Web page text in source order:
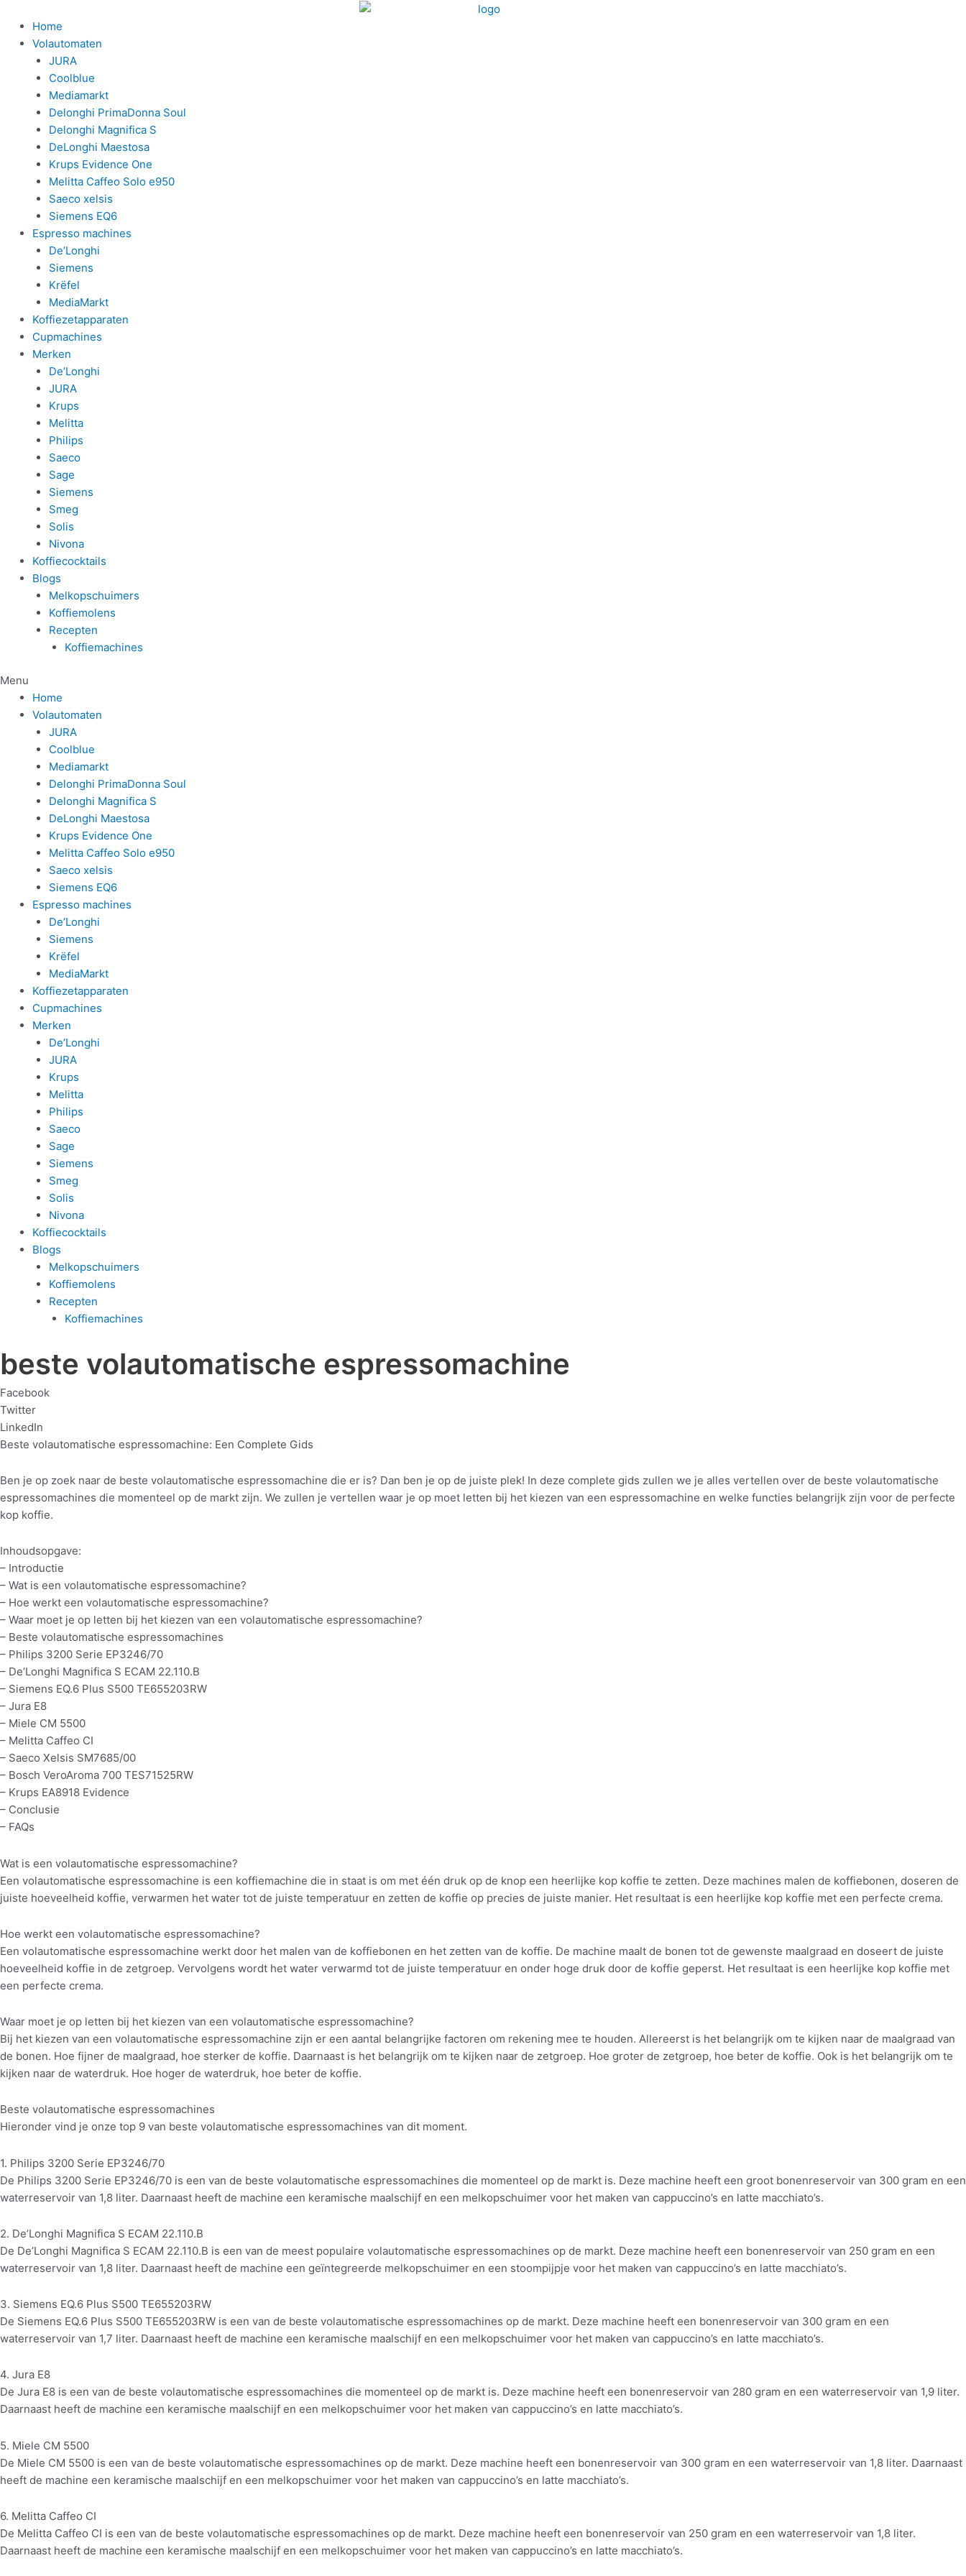
naar
Home
Volautomaten
JURA
Coolblue
Mediamarkt
Delonghi PrimaDonna Soul
Delonghi Magnifica S
DeLonghi Maestosa
Krups Evidence One
Melitta Caffeo Solo e950
Saeco xelsis
Siemens EQ6
Espresso machines
De’Longhi
Siemens
Krëfel
MediaMarkt
Koffiezetapparaten
Cupmachines
Merken
De’Longhi
JURA
Krups
Melitta
Philips
Saeco
Sage
Siemens
Smeg
Solis
Nivona
Koffiecocktails
Blogs
Melkopschuimers
Koffiemolens
Recepten
Koffiemachines
Menu
Home
Volautomaten
JURA
Coolblue
Mediamarkt
Delonghi PrimaDonna Soul
Delonghi Magnifica S
DeLonghi Maestosa
Krups Evidence One
Melitta Caffeo Solo e950
Saeco xelsis
Siemens EQ6
Espresso machines
De’Longhi
Siemens
Krëfel
MediaMarkt
Koffiezetapparaten
Cupmachines
Merken
De’Longhi
JURA
Krups
Melitta
Philips
Saeco
Sage
Siemens
Smeg
Solis
Nivona
Koffiecocktails
Blogs
Melkopschuimers
Koffiemolens
Recepten
Koffiemachines
beste volautomatische espressomachine
Facebook
Twitter
LinkedIn
Beste volautomatische espressomachine: Een Complete Gids
Ben je op zoek naar de beste volautomatische espressomachine die er is? Dan ben je op de juiste plek! In deze complete gids zullen we je alles vertellen over de beste volautomatische
espressomachines die momenteel op de markt zijn. We zullen je vertellen waar je op moet letten bij het kiezen van een espressomachine en welke functies belangrijk zijn voor de perfecte
kop koffie.
Inhoudsopgave:
– Introductie
– Wat is een volautomatische espressomachine?
– Hoe werkt een volautomatische espressomachine?
– Waar moet je op letten bij het kiezen van een volautomatische espressomachine?
– Beste volautomatische espressomachines
– Philips 3200 Serie EP3246/70
– De’Longhi Magnifica S ECAM 22.110.B
– Siemens EQ.6 Plus S500 TE655203RW
– Jura E8
– Miele CM 5500
– Melitta Caffeo CI
– Saeco Xelsis SM7685/00
– Bosch VeroAroma 700 TES71525RW
– Krups EA8918 Evidence
– Conclusie
– FAQs
Wat is een volautomatische espressomachine?
Een volautomatische espressomachine is een koffiemachine die in staat is om met één druk op de knop een heerlijke kop koffie te zetten. Deze machines malen de koffiebonen, doseren de
juiste hoeveelheid koffie, verwarmen het water tot de juiste temperatuur en zetten de koffie op precies de juiste manier. Het resultaat is een heerlijke kop koffie met een perfecte crema.
Hoe werkt een volautomatische espressomachine?
Een volautomatische espressomachine werkt door het malen van de koffiebonen en het zetten van de koffie. De machine maalt de bonen tot de gewenste maalgraad en doseert de juiste
hoeveelheid koffie in de zetgroep. Vervolgens wordt het water verwarmd tot de juiste temperatuur en onder hoge druk door de koffie geperst. Het resultaat is een heerlijke kop koffie met
een perfecte crema.
Waar moet je op letten bij het kiezen van een volautomatische espressomachine?
Bij het kiezen van een volautomatische espressomachine zijn er een aantal belangrijke factoren om rekening mee te houden. Allereerst is het belangrijk om te kijken naar de maalgraad van
de bonen. Hoe fijner de maalgraad, hoe sterker de koffie. Daarnaast is het belangrijk om te kijken naar de zetgroep. Hoe groter de zetgroep, hoe beter de koffie. Ook is het belangrijk om te
kijken naar de waterdruk. Hoe hoger de waterdruk, hoe beter de koffie.
Beste volautomatische espressomachines
Hieronder vind je onze top 9 van beste volautomatische espressomachines van dit moment.
1. Philips 3200 Serie EP3246/70
De Philips 3200 Serie EP3246/70 is een van de beste volautomatische espressomachines die momenteel op de markt is. Deze machine heeft een groot bonenreservoir van 300 gram en een
waterreservoir van 1,8 liter. Daarnaast heeft de machine een keramische maalschijf en een melkopschuimer voor het maken van cappuccino’s en latte macchiato’s.
2. De’Longhi Magnifica S ECAM 22.110.B
De De’Longhi Magnifica S ECAM 22.110.B is een van de meest populaire volautomatische espressomachines op de markt. Deze machine heeft een bonenreservoir van 250 gram en een
waterreservoir van 1,8 liter. Daarnaast heeft de machine een geïntegreerde melkopschuimer en een stoompijpje voor het maken van cappuccino’s en latte macchiato’s.
3. Siemens EQ.6 Plus S500 TE655203RW
De Siemens EQ.6 Plus S500 TE655203RW is een van de beste volautomatische espressomachines op de markt. Deze machine heeft een bonenreservoir van 300 gram en een
waterreservoir van 1,7 liter. Daarnaast heeft de machine een keramische maalschijf en een melkopschuimer voor het maken van cappuccino’s en latte macchiato’s.
4. Jura E8
De Jura E8 is een van de beste volautomatische espressomachines die momenteel op de markt is. Deze machine heeft een bonenreservoir van 280 gram en een waterreservoir van 1,9 liter.
Daarnaast heeft de machine een keramische maalschijf en een melkopschuimer voor het maken van cappuccino’s en latte macchiato’s.
5. Miele CM 5500
De Miele CM 5500 is een van de beste volautomatische espressomachines op de markt. Deze machine heeft een bonenreservoir van 300 gram en een waterreservoir van 1,8 liter. Daarnaast
heeft de machine een keramische maalschijf en een melkopschuimer voor het maken van cappuccino’s en latte macchiato’s.
6. Melitta Caffeo CI
De Melitta Caffeo CI is een van de beste volautomatische espressomachines op de markt. Deze machine heeft een bonenreservoir van 250 gram en een waterreservoir van 1,8 liter.
Daarnaast heeft de machine een keramische maalschijf en een melkopschuimer voor het maken van cappuccino’s en latte macchiato’s.